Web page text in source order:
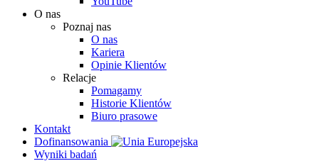
O nas
Poznaj nas
O nas
Kariera
Opinie Klientów
Relacje
Pomagamy
Historie Klientów
Biuro prasowe
Kontakt
Dofinansowania
Wyniki badań